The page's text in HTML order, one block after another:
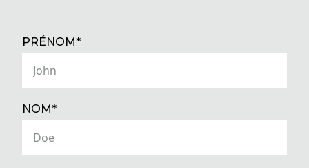
PRÉNOM*(REQUIRED)
NOM*(REQUIRED)